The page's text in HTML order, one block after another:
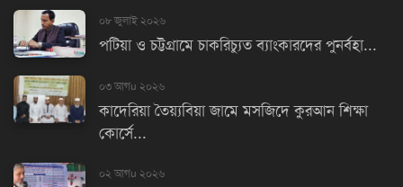
০৮ জুলাই ২০২৬
পটিয়া ও চট্টগ্রামে চাকরিচ্যুত ব্যাংকারদের পুনর্বহা...
০৩ আগu ২০২৬
কাদেরিয়া তৈয়্যবিয়া জামে মসজিদে কুরআন শিক্ষা
কোর্সে...
০২ আগu ২০২৬